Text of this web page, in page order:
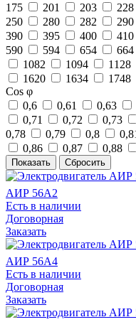
175
201 203 228
250
280 282 290
390
395 400 410
590
594 654 664
1082
1094 1128
1620
1634 1748
Cos φ
0,6
0,61 0,63
0,71
0,72 0,73
0,78
0,79 0,8
0,86
0,87 0,88
АИР 56А2
Есть в наличии
Договорная
Заказать
АИР 56А4
Есть в наличии
Договорная
Заказать